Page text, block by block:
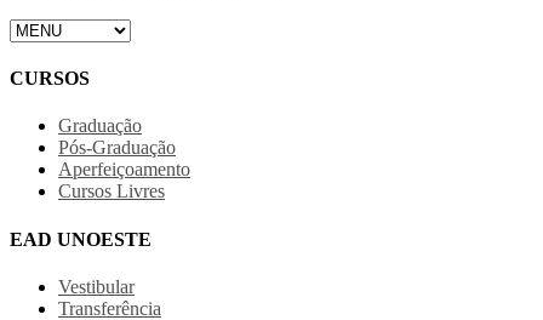
CURSOS
Graduação
Pós-Graduação
Aperfeiçoamento
Cursos Livres
EAD UNOESTE
Vestibular
Transferência